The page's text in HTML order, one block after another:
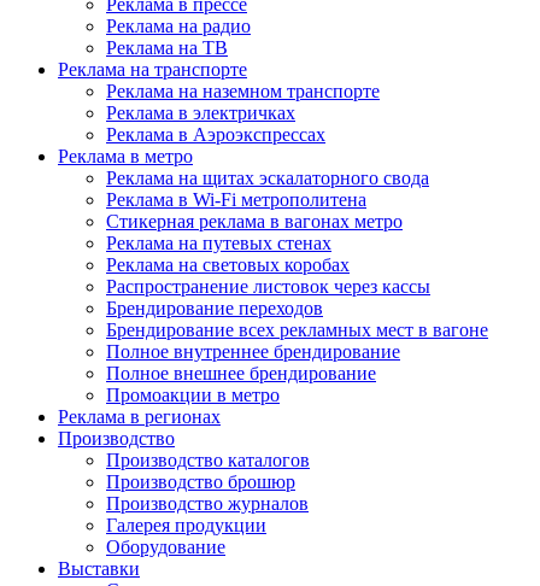
Реклама в прессе
Реклама на радио
Реклама на ТВ
Реклама на транспорте
Реклама на наземном транспорте
Реклама в электричках
Реклама в Аэроэкспрессах
Реклама в метро
Реклама на щитах эскалаторного свода
Реклама в Wi-Fi метрополитена
Стикерная реклама в вагонах метро
Реклама на путевых стенах
Реклама на световых коробах
Распространение листовок через кассы
Брендирование переходов
Брендирование всех рекламных мест в вагоне
Полное внутреннее брендирование
Полное внешнее брендирование
Промоакции в метро
Реклама в регионах
Производство
Производство каталогов
Производство брошюр
Производство журналов
Галерея продукции
Оборудование
Выставки